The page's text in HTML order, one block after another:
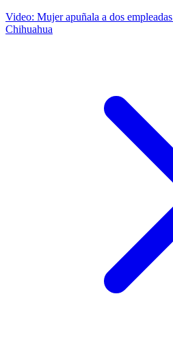
Video: Mujer apuñala a dos
Chihuahua